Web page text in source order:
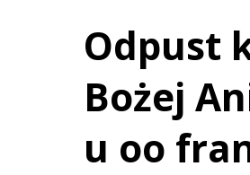
Odpust
Bożej
u oo